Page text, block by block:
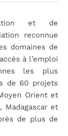
et de
reconnue
domaines de
à l’emploi
les plus
de 60 projets
Orient et
Madagascar et
de plus de